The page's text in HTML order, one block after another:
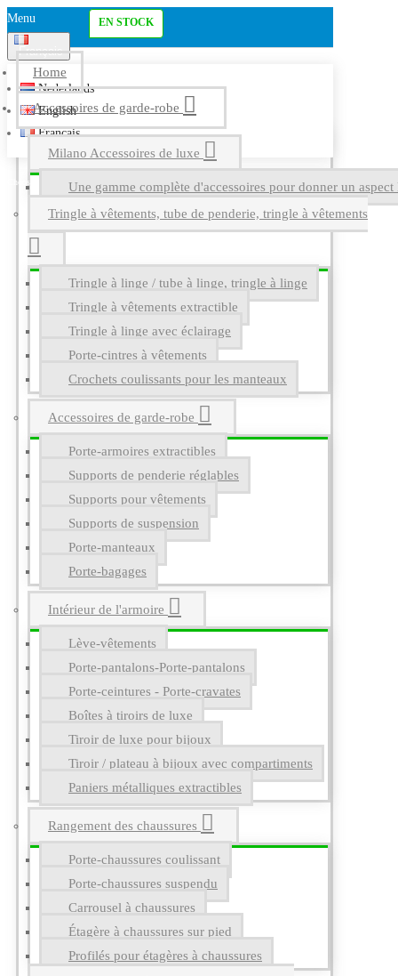
Menu
Français
Nederlands
English
Français
Home
Accessoires de garde-robe
Milano Accessoires de luxe
Une gamme complète d'accessoires pour donner un
Tringle à vêtements, tube de penderie, tringle à vêtements
Tringle à linge / tube à linge, tringle à linge
Tringle à vêtements extractible
Tringle à linge avec éclairage
Porte-cintres à vêtements
Crochets coulissants pour les manteaux
Accessoires de garde-robe
Porte-armoires extractibles
Supports de penderie réglables
Supports pour vêtements
Supports de suspension
Porte-manteaux
Porte-bagages
Intérieur de l'armoire
Lève-vêtements
Porte-pantalons-Porte-pantalons
Porte-ceintures - Porte-cravates
Boîtes à tiroirs de luxe
Tiroir de luxe pour bijoux
Tiroir / plateau à bijoux avec compartiments
Paniers métalliques extractibles
Rangement des chaussures
Porte-chaussures coulissant
Porte-chaussures suspendu
Carrousel à chaussures
Étagère à chaussures sur pied
Profilés pour étagères à chaussures
EN STOCK